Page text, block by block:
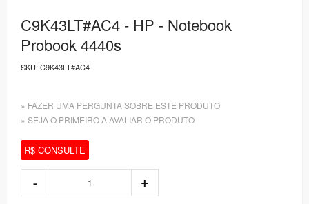
C9K43LT#AC4 - HP - Notebook
Probook 4440s
SKU: C9K43LT#AC4
» FAZER UMA PERGUNTA SOBRE ESTE PRODUTO
» SEJA O PRIMEIRO A AVALIAR O PRODUTO
R$ CONSULTE